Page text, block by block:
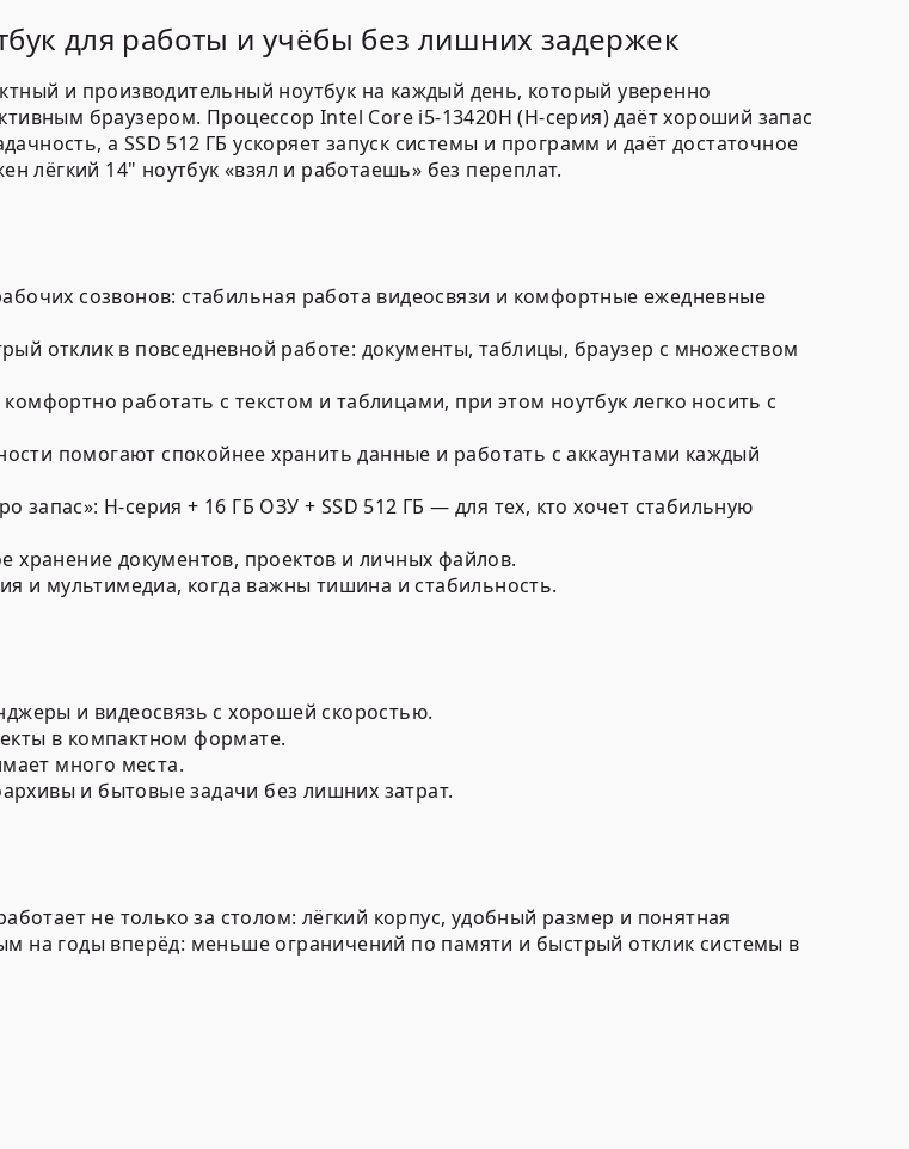
для работы и учёбы без лишних задержек
и производительный ноутбук на каждый день, который уверенно
браузером. ПроцессорIntel Core i5-13420H (H-серия) даёт хороший запас
а SSD 512 ГБ ускоряет запуск системы и программ и даёт достаточное
лёгкий 14" ноутбук «взял и работаешь» без переплат.
созвонов: стабильная работа видеосвязи и комфортные ежедневные
отклик в повседневной работе: документы, таблицы, браузер с множеством
работать с текстом и таблицами, при этом ноутбук легко носить с
помогают спокойнее хранить данные и работать с аккаунтами каждый
запас»: H-серия + 16 ГБ ОЗУ + SSD 512 ГБ — для тех, кто хочет стабильную
документов, проектов и личных файлов.
и мультимедиа, когда важны тишина и стабильность.
и видеосвязь с хорошей скоростью.
в компактном формате.
много места.
и бытовые задачи без лишних затрат.
не только за столом: лёгкий корпус, удобный размер и понятная
на годы вперёд: меньше ограничений по памяти и быстрый отклик системы в